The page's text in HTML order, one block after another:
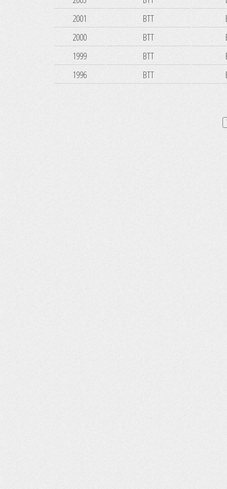
2001
BTT
2000
BTT
1999
BTT
1996
BTT